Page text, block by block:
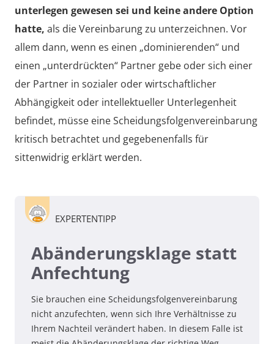
unterlegen gewesen sei und keine andere Option
hatte, als die Vereinbarung zu unterzeichnen. Vor
allem dann, wenn es einen „dominierenden“ und
einen „unterdrückten“ Partner gebe oder sich einer
der Partner in sozialer oder wirtschaftlicher
Abhängigkeit oder intellektueller Unterlegenheit
befindet, müsse eine Scheidungsfolgenvereinbarung
kritisch betrachtet und gegebenenfalls für
sittenwidrig erklärt werden.
EXPERTENTIPP
Abänderungsklage statt
Anfechtung
Sie brauchen eine Scheidungsfolgenvereinbarung
nicht anzufechten, wenn sich Ihre Verhältnisse zu
Ihrem Nachteil verändert haben. In diesem Falle ist